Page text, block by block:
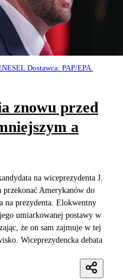
JD Vance. Fot. EPA/SARAH YENESEL Dostawca: PAP/EPA.
znowu przed
a
na wiceprezydenta J.
przekonać Amerykanów do
na prezydenta. Elokwentny
umiarkowanej postawy w
że on sam zajmuje w tej
Wiceprezydencka debata